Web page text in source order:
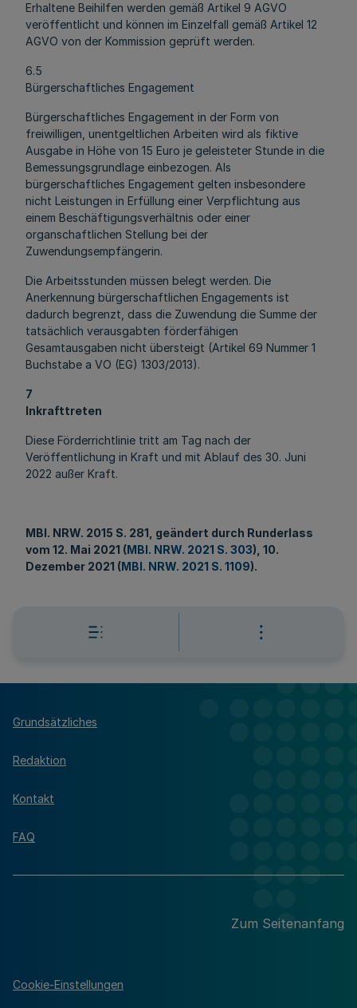
Erhaltene Beihilfen werden gemäß Artikel 9 AGVO
veröffentlicht und können im Einzelfall gemäß Artikel 12
AGVO von der Kommission geprüft werden.
6.5
Bürgerschaftliches Engagement
Bürgerschaftliches Engagement in der Form von
freiwilligen, unentgeltlichen Arbeiten wird als fiktive
Ausgabe in Höhe von 15 Euro je geleisteter Stunde in die
Bemessungsgrundlage einbezogen. Als
bürgerschaftliches Engagement gelten insbesondere
nicht Leistungen in Erfüllung einer Verpflichtung aus
einem Beschäftigungsverhältnis oder einer
organschaftlichen Stellung bei der
Zuwendungsempfängerin.
Die Arbeitsstunden müssen belegt werden. Die
Anerkennung bürgerschaftlichen Engagements ist
dadurch begrenzt, dass die Zuwendung die Summe der
tatsächlich verausgabten förderfähigen
Gesamtausgaben nicht übersteigt (Artikel 69 Nummer 1
Buchstabe a VO (EG) 1303/2013).
7
Inkrafttreten
Diese Förderrichtlinie tritt am Tag nach der
Veröffentlichung in Kraft und mit Ablauf des 30. Juni
2022 außer Kraft.
MBl. NRW. 2015 S. 281, geändert durch Runderlass
vom 12. Mai 2021 (MBl. NRW. 2021 S. 303), 10.
Dezember 2021 (MBl. NRW. 2021 S. 1109).
Grundsätzliches
Redaktion
Kontakt
FAQ
Zum Seitenanfang
Cookie-Einstellungen